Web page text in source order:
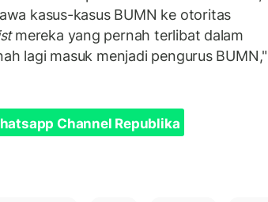
kasus-kasus BUMN ke otoritas
mereka yang pernah terlibat dalam
lagi masuk menjadi pengurus BUMN,"
Channel Republika